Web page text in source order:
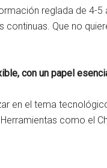
reglada de 4-
Que no
con un papel
en el tema
como el